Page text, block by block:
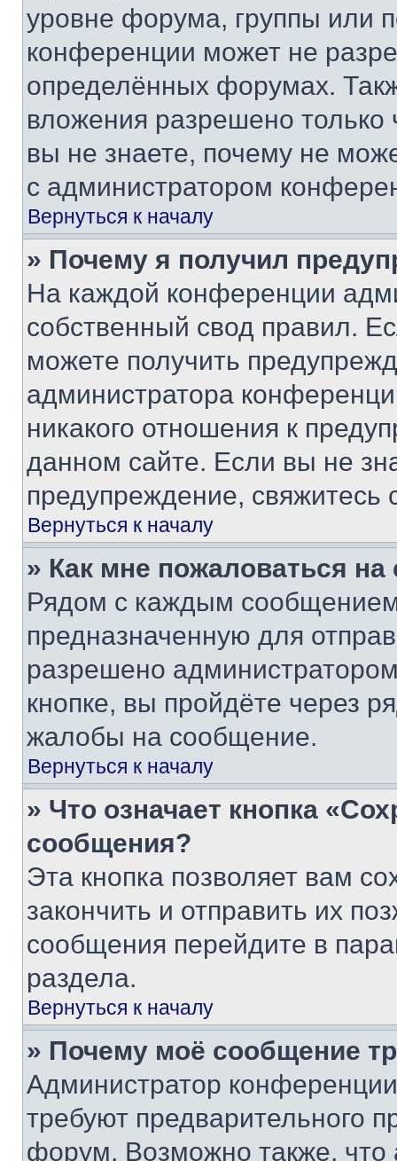
уровне форума, группы или
конференции может не
определённых форумах.
вложения разрешено
вы не знаете, почему не
с администратором
Вернуться к началу
» Почему я получил
На каждой конференции
собственный свод правил.
можете получить
администратора
никакого отношения к
данном сайте. Если вы не
предупреждение,
Вернуться к началу
» Как мне пожаловаться
Рядом с каждым сообщением
предназначенную для
разрешено
кнопке, вы пройдёте через
жалобы на сообщение.
Вернуться к началу
» Что означает кнопка
сообщения?
Эта кнопка позволяет вам
закончить и отправить их
сообщения перейдите в
раздела.
Вернуться к началу
» Почему моё сообщение
Администратор
требуют предварительного
форум. Возможно также, что